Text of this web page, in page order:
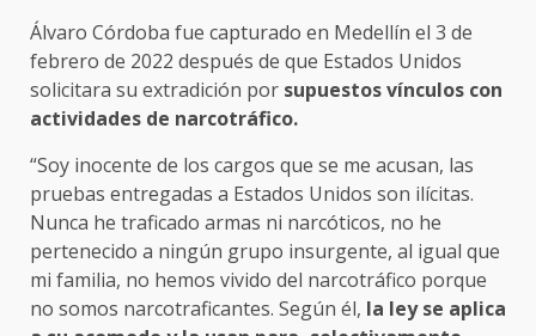
Álvaro Córdoba fue capturado en Medellín el 3 de
febrero de 2022 después de que Estados Unidos
solicitara su extradición por supuestos vínculos con
actividades de narcotráfico.
“Soy inocente de los cargos que se me acusan, las
pruebas entregadas a Estados Unidos son ilícitas.
Nunca he traficado armas ni narcóticos, no he
pertenecido a ningún grupo insurgente, al igual que
mi familia, no hemos vivido del narcotráfico porque
no somos narcotraficantes. Según él, la ley se aplica